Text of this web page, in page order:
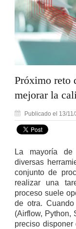
Próximo reto
mejorar la
Publicado el 13/
La mayoría
diversas
conjunto de
realizar una
proceso suele
de otra.
(Airflow, Python,
preciso